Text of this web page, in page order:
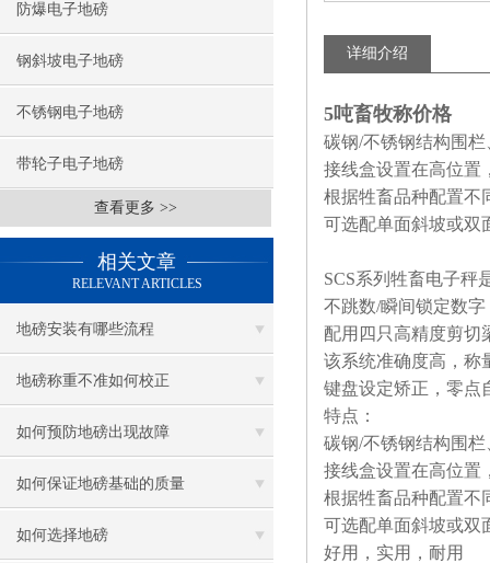
防爆电子地磅
钢斜坡电子地磅
不锈钢电子地磅
带轮子电子地磅
查看更多 >>
相关文章
RELEVANT ARTICLES
地磅安装有哪些流程
地磅称重不准如何校正
如何预防地磅出现故障
如何保证地磅基础的质量
如何选择地磅
详细介绍
5吨畜牧称价格
碳钢/不锈钢结构围栏
接线盒设置在高位置
根据牲畜品种配置不
可选配单面斜坡或双
SCS系列牲畜电子秤
不跳数/瞬间锁定数
配用四只高精度剪切
该系统准确度高，称
键盘设定矫正，零点
特点：
碳钢/不锈钢结构围栏
接线盒设置在高位置
根据牲畜品种配置不
可选配单面斜坡或双
好用，实用，耐用